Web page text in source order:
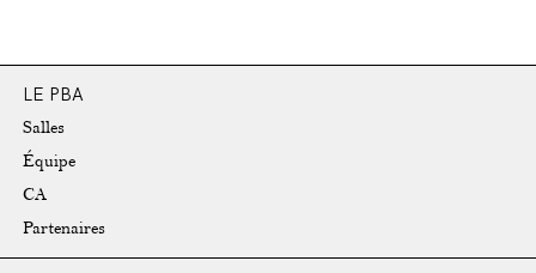
LE PBA
Salles
Équipe
CA
Partenaires